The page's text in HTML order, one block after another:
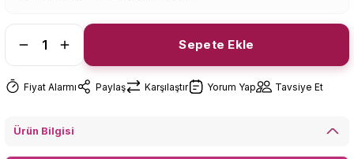
Sepete Ekle
Fiyat Alarmı Paylaş Karşılaştır Yorum Yap Tavsiye Et
Ürün Bilgisi